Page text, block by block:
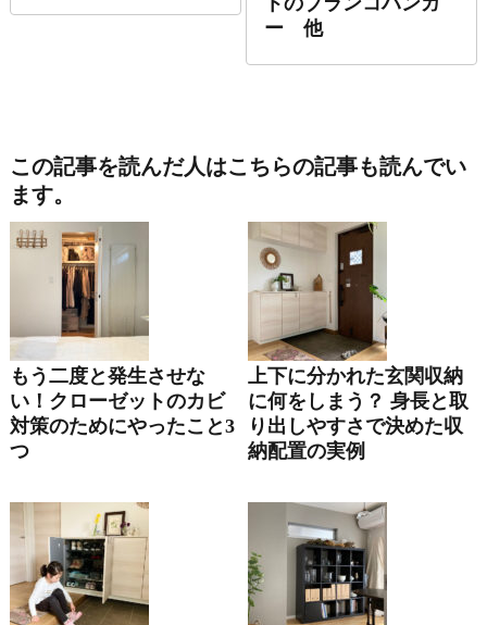
ー 他
この記事を読んだ人はこちらの記事も読んでい
ます。
もう二度と発生させな
い！クローゼットのカビ
対策のためにやったこと3
つ
上下に分かれた玄関収納
に何をしまう？ 身長と取
り出しやすさで決めた収
納配置の実例